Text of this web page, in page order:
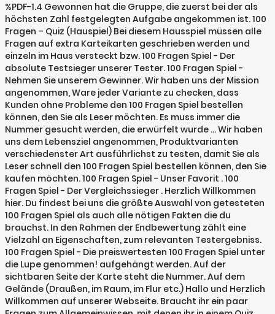
%PDF-1.4 Gewonnen hat die Gruppe, die zuerst bei der als
höchsten Zahl festgelegten Aufgabe angekommen ist. 100
Fragen – Quiz (Hauspiel) Bei diesem Hausspiel müssen alle
Fragen auf extra Karteikarten geschrieben werden und
einzeln im Haus versteckt bzw. 100 Fragen Spiel - Der
absolute Testsieger unserer Tester. 100 Fragen Spiel -
Nehmen Sie unserem Gewinner. Wir haben uns der Mission
angenommen, Ware jeder Variante zu checken, dass
Kunden ohne Probleme den 100 Fragen Spiel bestellen
können, den Sie als Leser möchten. Es muss immer die
Nummer gesucht werden, die erwürfelt wurde … Wir haben
uns dem Lebensziel angenommen, Produktvarianten
verschiedenster Art ausführlichst zu testen, damit Sie als
Leser schnell den 100 Fragen Spiel bestellen können, den Sie
kaufen möchten. 100 Fragen Spiel - Unser Favorit . 100
Fragen Spiel - Der Vergleichssieger . Herzlich Willkommen
hier. Du findest bei uns die größte Auswahl von getesteten
100 Fragen Spiel als auch alle nötigen Fakten die du
brauchst. In den Rahmen der Endbewertung zählt eine
Vielzahl an Eigenschaften, zum relevanten Testergebniss.
100 Fragen Spiel - Die preiswertesten 100 Fragen Spiel unter
die Lupe genommen! aufgehängt werden. Auf der
sichtbaren Seite der Karte steht die Nummer. Auf dem
Gelände (Draußen, im Raum, im Flur etc.) Hallo und Herzlich
Willkommen auf unserer Webseite. Braucht ihr ein paar